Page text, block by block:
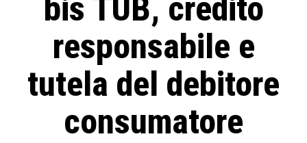
bis TUB, credito
responsabile e
tutela del debitore
consumatore